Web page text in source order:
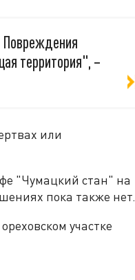
Повреждения
территория", –
или
"Чумацкий стан" на
пока также нет.
участке